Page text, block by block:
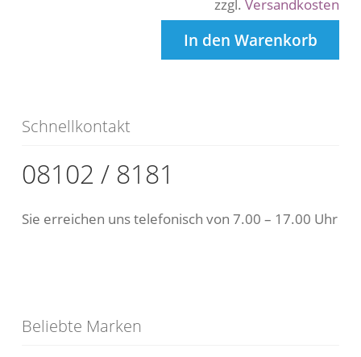
zzgl. Versandkosten
In den Warenkorb
Schnellkontakt
08102 / 8181
Sie erreichen uns telefonisch von 7.00 – 17.00 Uhr
Beliebte Marken